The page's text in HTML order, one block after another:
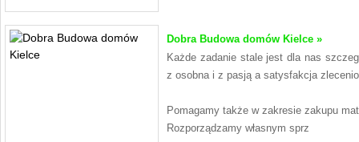
Dobra Budowa domów Kielce »
Każde zadanie stale jest dla nas
z osobna i z pasją a satysfakcja
Pomagamy także w zakresie zakupu
Rozporządzamy własnym sprz